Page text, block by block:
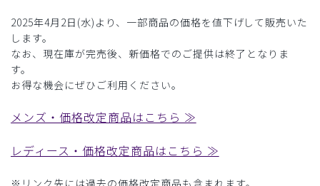
2025年4月2日(水)より、一部商品の価格を値下げして販売いた
します。
なお、現在庫が完売後、新価格でのご提供は終了となりま
す。
お得な機会にぜひご利用ください。
メンズ・価格改定商品はこちら ≫
レディース・価格改定商品はこちら ≫